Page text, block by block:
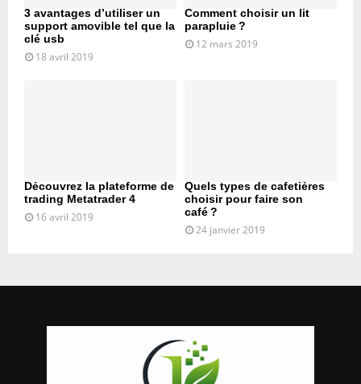
3 avantages d’utiliser un
support amovible tel que la
clé usb
18 avril 2019
Comment choisir un lit
parapluie ?
12 mars 2019
Découvrez la plateforme de
trading Metatrader 4
16 avril 2019
Quels types de cafetières
choisir pour faire son
café ?
24 janvier 2019